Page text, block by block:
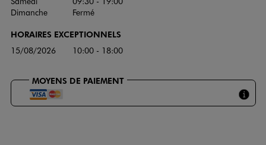
Dimanche
Fermé
HORAIRES EXCEPTIONNELS
15/08/2026 10:00 - 18:00
MOYENS DE PAIEMENT